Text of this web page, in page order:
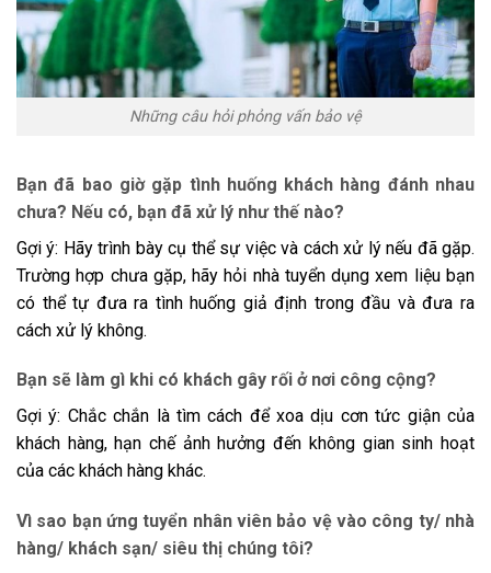
Những câu hỏi phỏng vấn bảo vệ
Bạn đã bao giờ gặp tình huống khách hàng đánh nhau
chưa? Nếu có, bạn đã xử lý như thế nào?
Gợi ý: Hãy trình bày cụ thể sự việc và cách xử lý nếu đã gặp.
Trường hợp chưa gặp, hãy hỏi nhà tuyển dụng xem liệu bạn
có thể tự đưa ra tình huống giả định trong đầu và đưa ra
cách xử lý không.
Bạn sẽ làm gì khi có khách gây rối ở nơi công cộng?
Gợi ý: Chắc chắn là tìm cách để xoa dịu cơn tức giận của
khách hàng, hạn chế ảnh hưởng đến không gian sinh hoạt
của các khách hàng khác.
Vì sao bạn ứng tuyển nhân viên bảo vệ vào công ty/ nhà
hàng/ khách sạn/ siêu thị chúng tôi?